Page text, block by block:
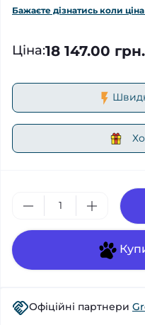
Бажаєте дізнатись коли
Ціна:18 147.00 грн.
Офіційні партнери